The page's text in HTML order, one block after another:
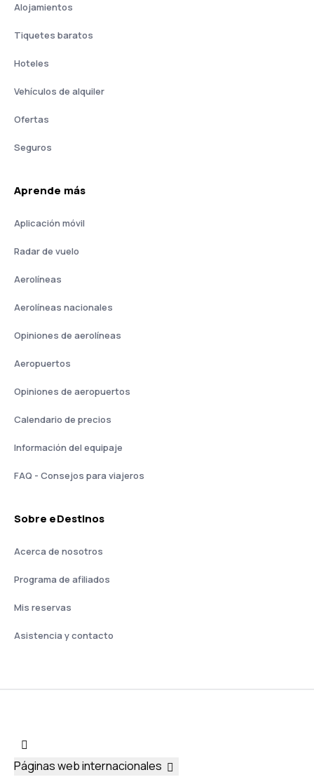
Alojamientos
Tiquetes baratos
Hoteles
Vehículos de alquiler
Ofertas
Seguros
Aprende más
Aplicación móvil
Radar de vuelo
Aerolíneas
Aerolíneas nacionales
Opiniones de aerolíneas
Aeropuertos
Opiniones de aeropuertos
Calendario de precios
Información del equipaje
FAQ - Consejos para viajeros
Sobre eDestinos
Acerca de nosotros
Programa de afiliados
Mis reservas
Asistencia y contacto
Páginas web internacionales